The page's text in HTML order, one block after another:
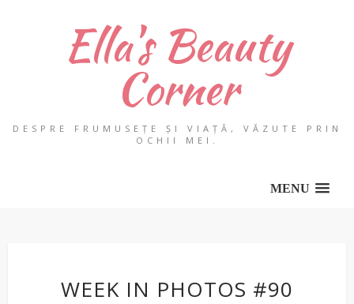
Ella's Beauty
Corner
DESPRE FRUMUSEȚE ȘI VIAȚĂ, VĂZUTE PRIN
OCHII MEI.
MENU
WEEK IN PHOTOS #90